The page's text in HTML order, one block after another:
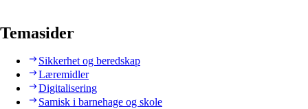
Temasider
Sikkerhet og beredskap
Læremidler
Digitalisering
Samisk i barnehage og skole